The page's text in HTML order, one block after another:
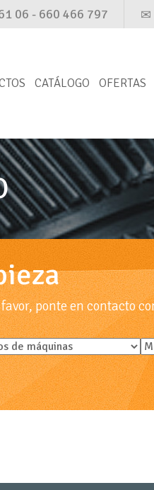
06 - 660 466 797
CATÁLOGO OFERTAS
ponte en contacto